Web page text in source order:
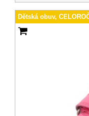
Dětská obuv,